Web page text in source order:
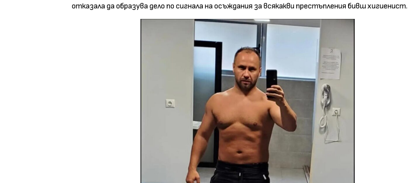
отказала да образува дело по сигнала на осъждания за всякакви престъпления бивш хигиенист.